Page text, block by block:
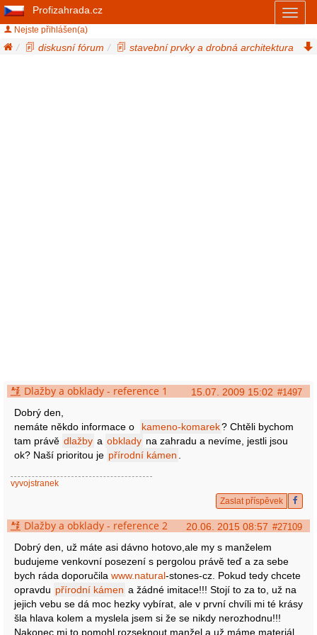
Profizahrada.cz
Nejste přihlášen(a)
diskusní fórum
stavební prvky a drobná architektura
15.07. 2009 15:02 #1497
Dlažby a obklady - reference 1
Dobrý den,
nemáte někdo informace o
kameno-komarek? Chtěli bychom
tam právě dlažby a obklady na zahradu a nevíme, jestli jsou
ok? Naší prioritou je přírodní kámen
vyvojstranek
Zaslat příspěvek
20.06. 2015 08:57 #27109
Dlažby a obklady - reference 2
Dobrý den, už máte asi dávno hotovo,ale my s manželem
budujeme venkovní posezení s pergolou právě teď a za sebe
bych ráda doporučila www.natural-stones-cz. Pokud tedy chcete
opravdu přírodní kámen a žádné imitace!!! Stojí to za to, už na
jejich vebu se dá moc hezky vybírat, ale v první chvíli mi té krásy
šla hlava kolem a myslela jsem si že se nikdy nerozhodnu!!!
Nakonec mi to pomohl rozseknout manžel a už máme materiál